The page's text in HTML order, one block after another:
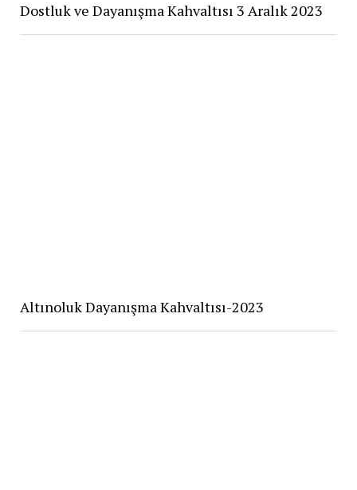
Dostluk ve Dayanışma Kahvaltısı 3 Aralık 2023
Altınoluk Dayanışma Kahvaltısı-2023